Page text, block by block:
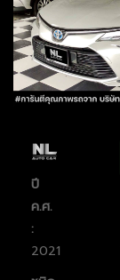
ปี
ค.ศ.
:
2021